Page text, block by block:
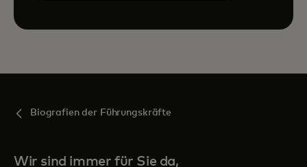
Biografien der Führungskräfte
Wir sind immer für Sie da,